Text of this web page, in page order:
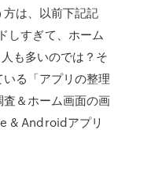
は、以前下記記
しすぎて、ホーム
も多いのでは？そ
る「アプリの整理
＆ホーム画面の画
& Androidアプリ